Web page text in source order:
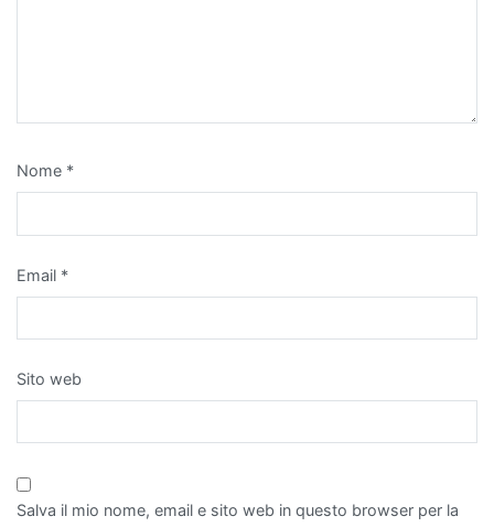
Nome *
Email *
Sito web
Salva il mio nome, email e sito web in questo browser per la